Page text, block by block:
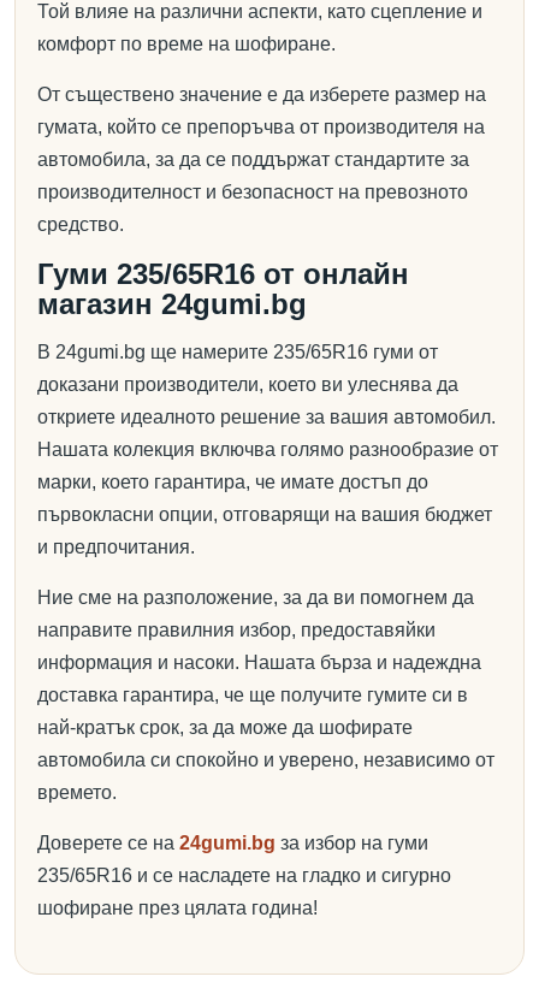
Той влияе на различни аспекти, като сцепление и
комфорт по време на шофиране.
От съществено значение е да изберете размер на
гумата, който се препоръчва от производителя на
автомобила, за да се поддържат стандартите за
производителност и безопасност на превозното
средство.
Гуми 235/65R16 от онлайн
магазин 24gumi.bg
В 24gumi.bg ще намерите 235/65R16 гуми от
доказани производители, което ви улеснява да
откриете идеалното решение за вашия автомобил.
Нашата колекция включва голямо разнообразие от
марки, което гарантира, че имате достъп до
първокласни опции, отговарящи на вашия бюджет
и предпочитания.
Ние сме на разположение, за да ви помогнем да
направите правилния избор, предоставяйки
информация и насоки. Нашата бърза и надеждна
доставка гарантира, че ще получите гумите си в
най-кратък срок, за да може да шофирате
автомобила си спокойно и уверено, независимо от
времето.
Доверете се на 24gumi.bg за избор на гуми
235/65R16 и се насладете на гладко и сигурно
шофиране през цялата година!